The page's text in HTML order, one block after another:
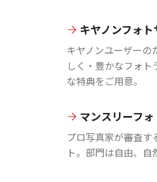
キヤノンフォト
キヤノンユーザーの
しく・豊かなフォ
な特典をご用意。
マンスリーフ
プロ写真家が審査す
ト。部門は自由、自